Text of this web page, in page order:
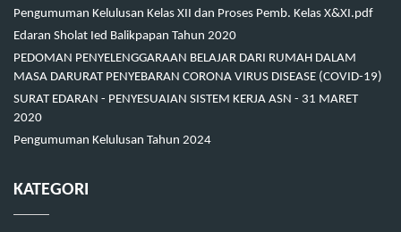
Pengumuman Kelulusan Kelas XII dan Proses Pemb. Kelas X&XI.pdf
Edaran Sholat Ied Balikpapan Tahun 2020
PEDOMAN PENYELENGGARAAN BELAJAR DARI RUMAH DALAM
MASA DARURAT PENYEBARAN CORONA VIRUS DISEASE (COVID-19)
SURAT EDARAN - PENYESUAIAN SISTEM KERJA ASN - 31 MARET
2020
Pengumuman Kelulusan Tahun 2024
KATEGORI